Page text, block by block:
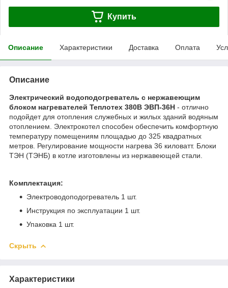
Купить
Описание Характеристики Доставка Оплата
Описание
Электрический водоподогреватель с нержавеющим
блоком нагревателей Теплотех 380В ЭВП-36Н - отлично
подойдет для отопления служебных и жилых зданий водяным
отоплением. Электрокотел способен обеспечить комфортную
температуру помещениям площадью до 325 квадратных
метров. Регулирование мощности нагрева 36 киловатт. Блоки
ТЭН (ТЭНБ) в котле изготовлены из нержавеющей стали.
Комплектация:
Электроводоподогреватель 1 шт.
Инструкция по эксплуатации 1 шт.
Упаковка 1 шт.
Скрыть
Характеристики